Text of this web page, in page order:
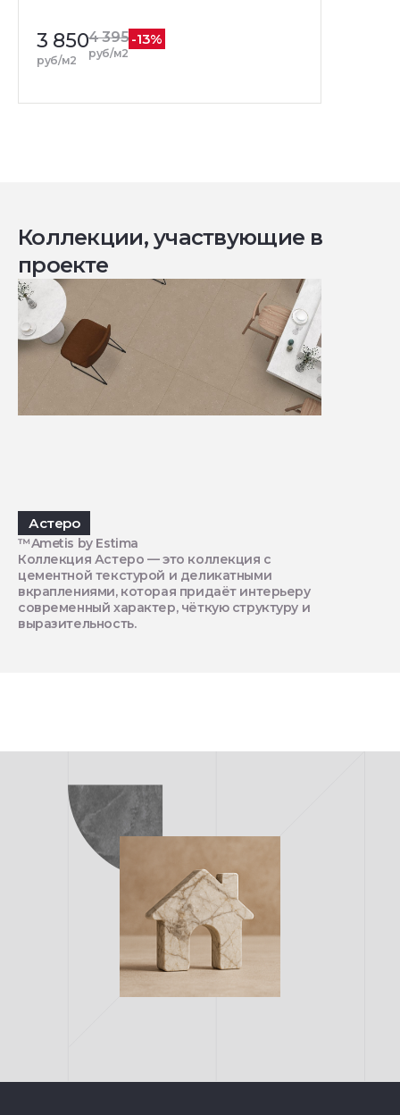
3 850
руб/м2
4 395
руб/м2
-13%
Коллекции, участвующие в
проекте
Астеро
™Ametis by Estima
Коллекция Астеро — это коллекция с
цементной текстурой и деликатными
вкраплениями, которая придаёт интерьеру
современный характер, чёткую структуру и
выразительность.